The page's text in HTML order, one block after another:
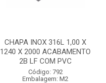
CHAPA INOX 316L 1,00 X
1240 X 2000 ACABAMENTO
2B LF COM PVC
Código: 792
Embalagem: M2